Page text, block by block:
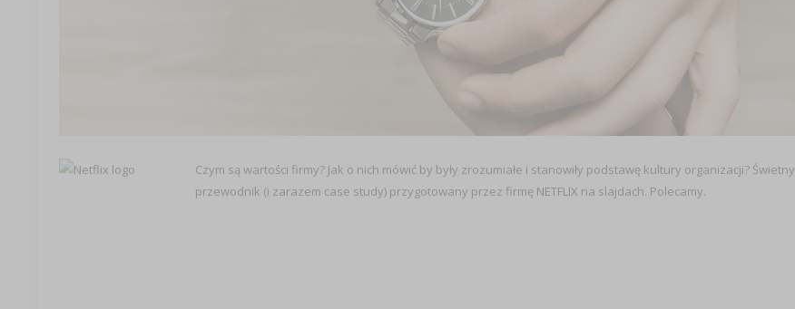
Czym są wartości firmy? Jak o nich mówić by były zrozumiałe i stanowiły podstawę kultury organizacji? Świetny
przewodnik (i zarazem case study) przygotowany przez firmę NETFLIX na slajdach. Polecamy.